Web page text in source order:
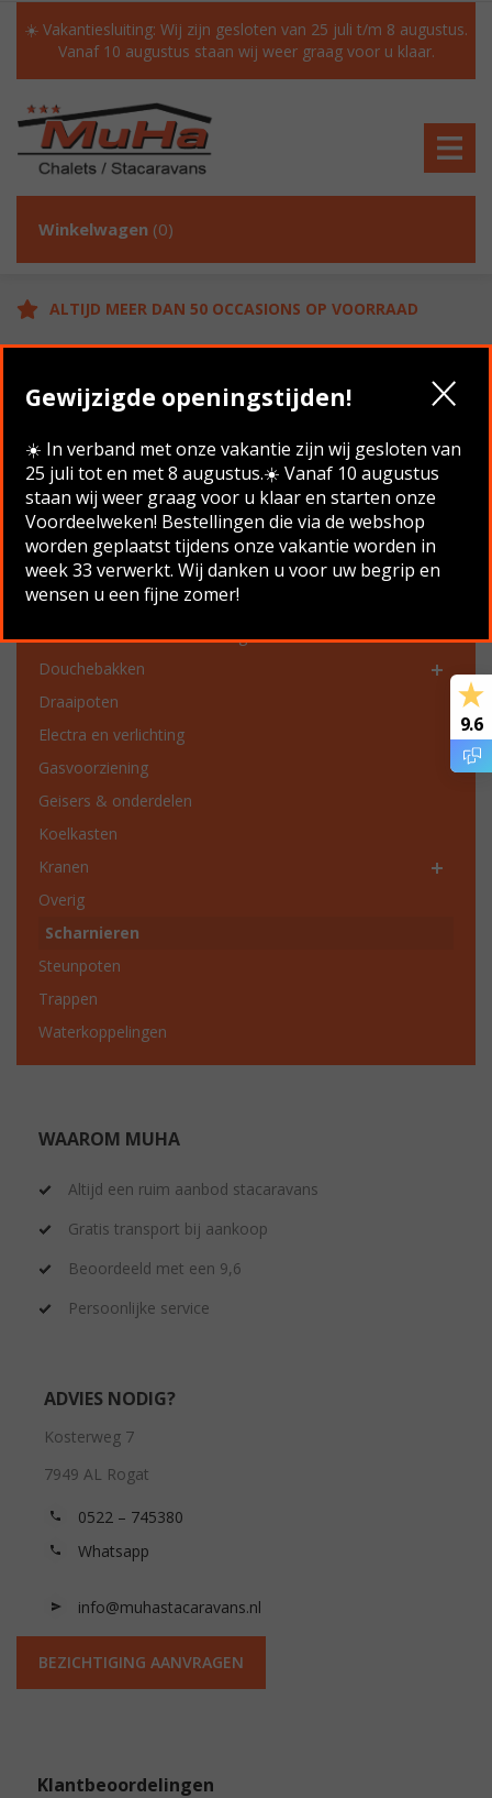
☀️ Vakantiesluiting: Wij zijn gesloten van 25 juli t/m 8 augustus.
Vanaf 10 augustus staan wij weer graag voor u klaar.
Winkelwagen (0)
ALTIJD MEER DAN 50 OCCASIONS OP VOORRAAD
GRATIS TRANSPORT IN NL BIJ AANKOOP
KLANTEN BEOORDELEN ONS MET EEN 9.6/10
Productcategorieën
Chassis onderdelen
Dakgoten en dakgoot onderdelen
Dakluiken en ventilatie
Deurklinken en vensterbeslag
Douchebakken
Draaipoten
Electra en verlichting
Gasvoorziening
Geisers & onderdelen
Koelkasten
Kranen
Overig
Scharnieren
Steunpoten
Trappen
Waterkoppelingen
WAAROM MUHA
Altijd een ruim aanbod stacaravans
Gratis transport bij aankoop
Beoordeeld met een 9,6
Persoonlijke service
ADVIES NODIG?
Kosterweg 7
7949 AL Rogat
0522 – 745380
Whatsapp
info@muhastacaravans.nl
BEZICHTIGING AANVRAGEN
Klantbeoordelingen
Gewijzigde openingstijden!
☀️ In verband met onze vakantie zijn wij gesloten van
25 juli tot en met 8 augustus.☀️ Vanaf 10 augustus
staan wij weer graag voor u klaar en starten onze
Voordeelweken! Bestellingen die via de webshop
worden geplaatst tijdens onze vakantie worden in
week 33 verwerkt. Wij danken u voor uw begrip en
wensen u een fijne zomer!
9.6